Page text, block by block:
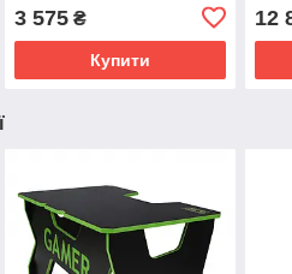
3 575₴
Купити
12